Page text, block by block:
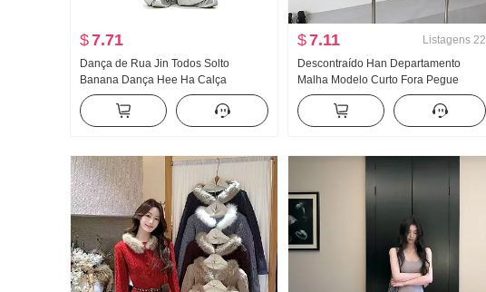
$7.71
Dança de Rua Jin Todos Solto
Banana Dança Hee Ha Calça
esportiva Feminino Solto Bombear
Corda Estilo americano Urbano
Branco Cinza Calça casual
$7.11 Listagens 22
Descontraído Han Departamento
Malha Modelo Curto Fora Pegue
Suéter Frio Sentido Fino Cardigã
Listrado Ajustado Saia de alça